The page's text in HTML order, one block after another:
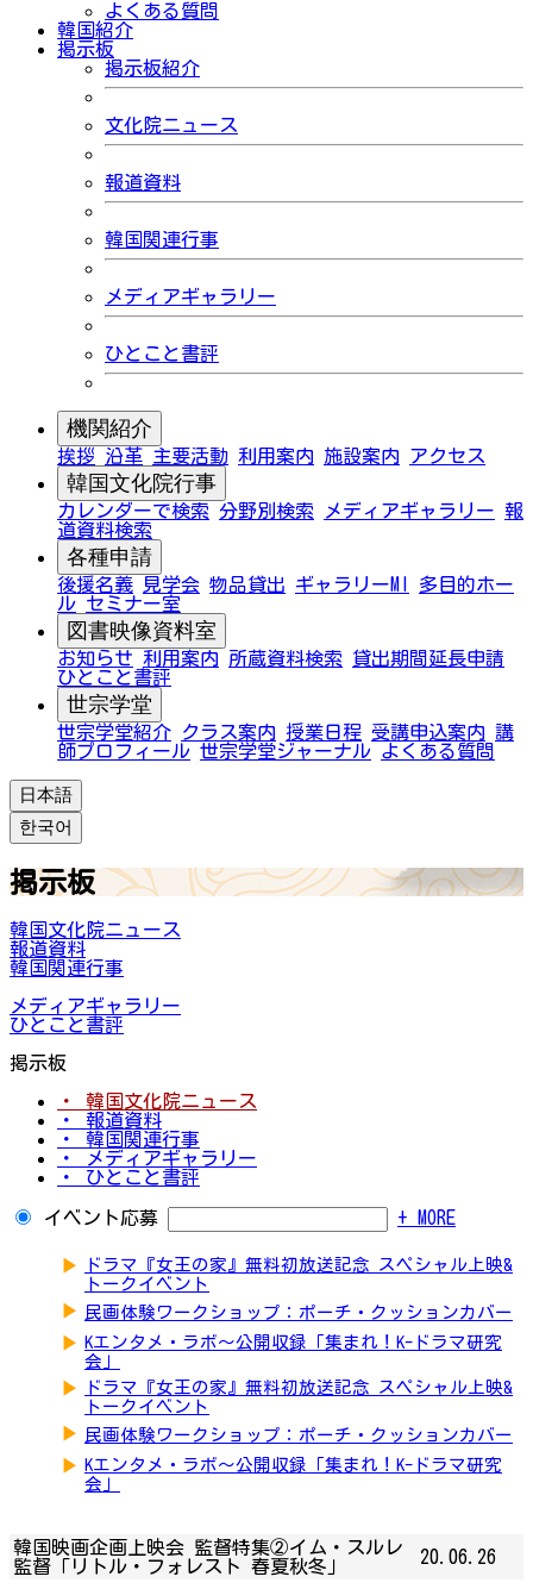
よくある質問
韓国紹介
掲示板
掲示板紹介
文化院ニュース
報道資料
韓国関連行事
メディアギャラリー
ひとこと書評
機関紹介
挨拶 沿革 主要活動 利用案内 施設案内 アクセス
韓国文化院行事
カレンダーで検索 分野別検索 メディアギャラリー 報
道資料検索
各種申請
後援名義 見学会 物品貸出 ギャラリーMI
多目的ホー
ル セミナー室
図書映像資料室
お知らせ 利用案内 所蔵資料検索
貸出期間延長申請
ひとこと書評
世宗学堂
世宗学堂紹介 クラス案内 授業日程 受講申込案内 講
師プロフィール 世宗学堂ジャーナル よくある質問
日本語
한국어
掲示板
韓国文化院ニュース
報道資料
韓国関連行事
メディアギャラリー
ひとこと書評
掲示板
・ 韓国文化院ニュース
・ 報道資料
・ 韓国関連行事
・ メディアギャラリー
・ ひとこと書評
イベント応募 + MORE
▶
ドラマ『女王の家』無料初放送記念 スペシャル上映&
トークイベント
▶ 民画体験ワークショップ：ポーチ・クッションカバー
▶ Kエンタメ・ラボ～公開収録「集まれ！K-ドラマ研究
会」
▶
ドラマ『女王の家』無料初放送記念 スペシャル上映&
トークイベント
▶ 民画体験ワークショップ：ポーチ・クッションカバー
▶ Kエンタメ・ラボ～公開収録「集まれ！K-ドラマ研究
会」
韓国映画企画上映会 監督特集②イム・スルレ
監督「リトル・フォレスト 春夏秋冬」
20.06.26